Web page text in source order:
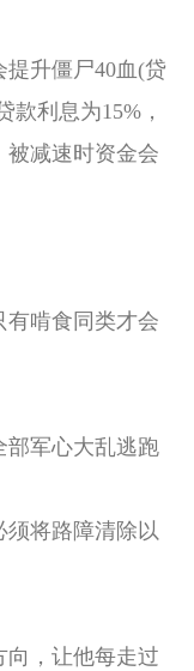
升僵尸40血(贷
利息为15%，
被减速时资金会
有啃食同类才会
部军心大乱逃跑
须将路障清除以
向，让他每走过